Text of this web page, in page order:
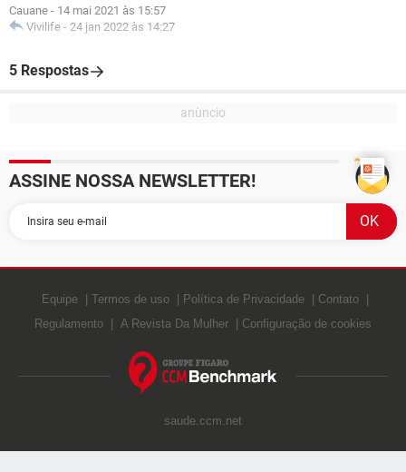
Cauane - 14 mai 2021 às 15:57
Vivilife - 24 jan 2022 às 14:27
5 Respostas
ASSINE NOSSA NEWSLETTER!
Equipe Termos de uso Política de Privacidade
Contato
Regulamento
A Revista Da Mulher Configuração de cookies
saude.ccm.net